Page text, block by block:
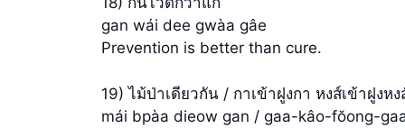
gan wái dee gwàa gâe
Prevention is better than cure.
19) ไม้ป่าเดียวกัน / กาเข้าฝูงกา หงส์เข้าฝูงหง
mái bpàa dieow gan / gaa-kâo-fŏong-